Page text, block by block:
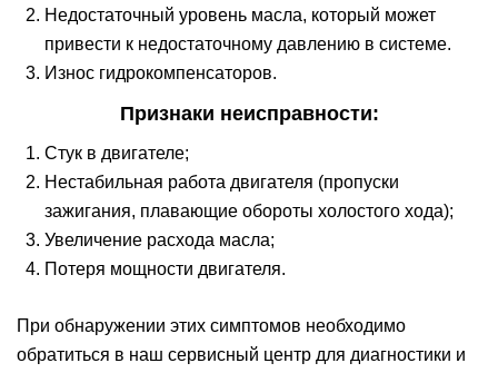
Недостаточный уровень масла, который может
привести к недостаточному давлению в системе.
Износ гидрокомпенсаторов.
Признаки неисправности:
Стук в двигателе;
Нестабильная работа двигателя (пропуски
зажигания, плавающие обороты холостого хода);
Увеличение расхода масла;
Потеря мощности двигателя.
При обнаружении этих симптомов необходимо
обратиться в наш сервисный центр для диагностики и